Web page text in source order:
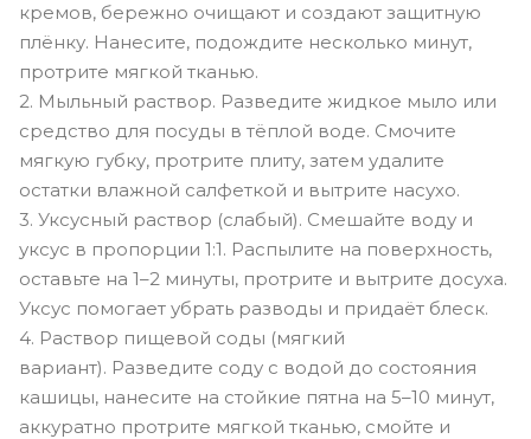
кремов, бережно очищают и создают защитную
плёнку. Нанесите, подождите несколько минут,
протрите мягкой тканью.
2. Мыльный раствор. Разведите жидкое мыло или
средство для посуды в тёплой воде. Смочите
мягкую губку, протрите плиту, затем удалите
остатки влажной салфеткой и вытрите насухо.
3. Уксусный раствор (слабый). Смешайте воду и
уксус в пропорции 1:1. Распылите на поверхность,
оставьте на 1–2 минуты, протрите и вытрите досуха.
Уксус помогает убрать разводы и придаёт блеск.
4. Раствор пищевой соды (мягкий
вариант). Разведите соду с водой до состояния
кашицы, нанесите на стойкие пятна на 5–10 минут,
аккуратно протрите мягкой тканью, смойте и